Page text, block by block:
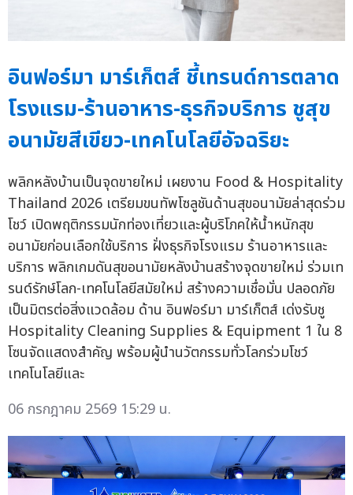
อินฟอร์มา มาร์เก็ตส์ ชี้เทรนด์การตลาด
โรงแรม-ร้านอาหาร-ธุรกิจบริการ ชูสุข
อนามัยสีเขียว-เทคโนโลยีอัจฉริยะ
พลิกหลังบ้านเป็นจุดขายใหม่ เผยงาน Food & Hospitality
Thailand 2026 เตรียมขนทัพโซลูชันด้านสุขอนามัยล่าสุดร่วม
โชว์ เปิดพฤติกรรมนักท่องเที่ยวและผู้บริโภคให้น้ำหนักสุข
อนามัยก่อนเลือกใช้บริการ ฝั่งธุรกิจโรงแรม ร้านอาหารและ
บริการ พลิกเกมดันสุขอนามัยหลังบ้านสร้างจุดขายใหม่ ร่วมเท
รนด์รักษ์โลก-เทคโนโลยีสมัยใหม่ สร้างความเชื่อมั่น ปลอดภัย
เป็นมิตรต่อสิ่งแวดล้อม ด้าน อินฟอร์มา มาร์เก็ตส์ เด่งรับชู
Hospitality Cleaning Supplies & Equipment 1 ใน 8
โซนจัดแสดงสำคัญ พร้อมผู้นำนวัตกรรมทั่วโลกร่วมโชว์
เทคโนโลยีและ
06 กรกฎาคม 2569 15:29 น.